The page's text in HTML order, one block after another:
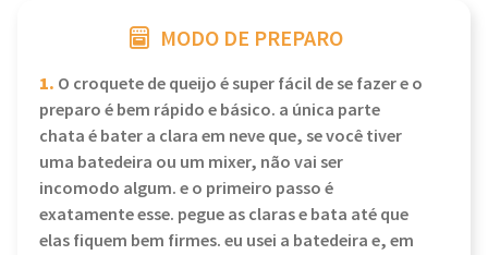
MODO DE PREPARO
1. O croquete de queijo é super fácil de se fazer e o
preparo é bem rápido e básico. a única parte
chata é bater a clara em neve que, se você tiver
uma batedeira ou um mixer, não vai ser
incomodo algum. e o primeiro passo é
exatamente esse. pegue as claras e bata até que
elas fiquem bem firmes. eu usei a batedeira e, em